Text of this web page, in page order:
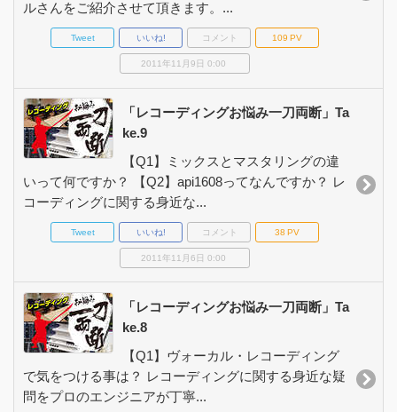
ルさんをご紹介させて頂きます。...
Tweet いいね! コメント 109 PV
2011年11月9日 0:00
「レコーディングお悩み一刀両断」Ta
ke.9
【Q1】ミックスとマスタリングの違
いって何ですか？ 【Q2】api1608ってなんですか？ レ
コーディングに関する身近な...
Tweet いいね! コメント 38 PV
2011年11月6日 0:00
「レコーディングお悩み一刀両断」Ta
ke.8
【Q1】ヴォーカル・レコーディング
で気をつける事は？ レコーディングに関する身近な疑
問をプロのエンジニアが丁寧...